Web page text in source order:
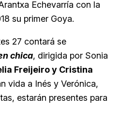
Echevarría con la
su primer Goya.
27 contará se
chica, dirigida por Sonia
Freijeiro y Cristina
vida a Inés y Verónica,
estarán presentes para